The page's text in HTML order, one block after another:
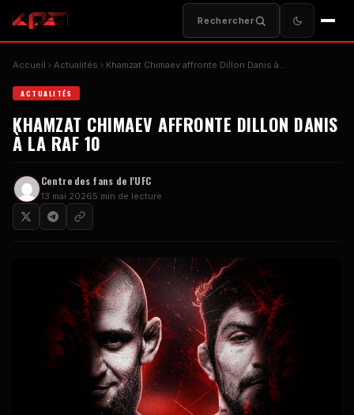
Rechercher
Accueil Actualités Khamzat Chimaev affronte Dillon Danis à…
ACTUALITÉS
KHAMZAT CHIMAEV AFFRONTE DILLON DANIS
À LA RAF 10
Centre des fans de l'UFC
13 mai 20265 min de lecture